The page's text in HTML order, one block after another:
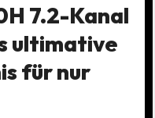
7.2-Kanal
ultimative
für nur